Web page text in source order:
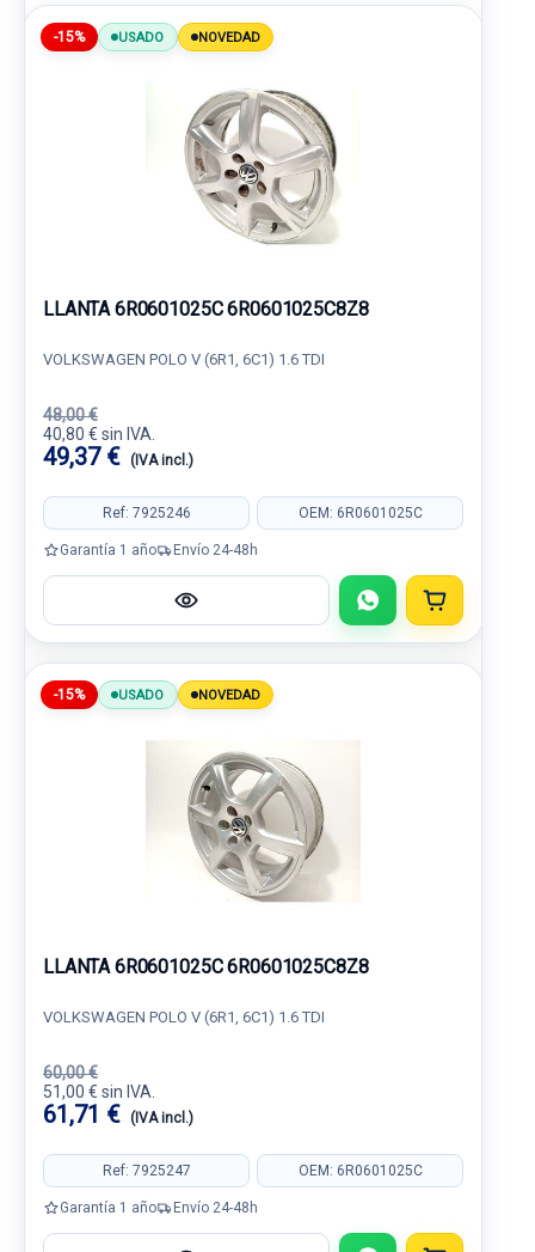
-15% USADO NOVEDAD
LLANTA 6R0601025C 6R0601025C8Z8
VOLKSWAGEN POLO V (6R1, 6C1) 1.6 TDI
48,00 €
40,80 € sin IVA.
49,37 € (IVA incl.)
Ref: 7925246 OEM: 6R0601025C
Garantía 1 año Envío 24-48h
-15% USADO NOVEDAD
LLANTA 6R0601025C 6R0601025C8Z8
VOLKSWAGEN POLO V (6R1, 6C1) 1.6 TDI
60,00 €
51,00 € sin IVA.
61,71 € (IVA incl.)
Ref: 7925247 OEM: 6R0601025C
Garantía 1 año Envío 24-48h